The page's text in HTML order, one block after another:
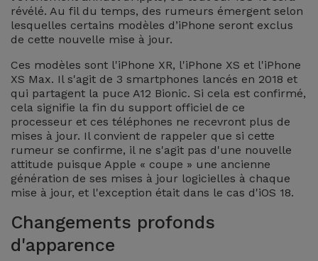
Watch
Samsung
Xiaomi
Huawei
Oppo
OnePlus
Google
Apple Watch
Reconditionnés
Samsungs
Reconditionnés
iMacs
Reconditionnés
Consoles de
Jeux
Reconditionnées
Voir
Adaptateurs
Coques et
Protections
d'Écran
Batteries
Externes
Chargeurs
Ecouteurs
et
révélé. Au fil du temps, des rumeurs émergent selon
lesquelles certains modèles d’iPhone seront exclus
de cette nouvelle mise à jour.
Ces modèles sont l'iPhone XR, l'iPhone XS et l'iPhone
XS Max. Il s'agit de 3 smartphones lancés en 2018 et
qui partagent la puce A12 Bionic. Si cela est confirmé,
cela signifie la fin du support officiel de ce
processeur et ces téléphones ne recevront plus de
mises à jour. Il convient de rappeler que si cette
rumeur se confirme, il ne s'agit pas d'une nouvelle
attitude puisque Apple « coupe » une ancienne
génération de ses mises à jour logicielles à chaque
mise à jour, et l'exception était dans le cas d'iOS 18.
Changements profonds
d'apparence